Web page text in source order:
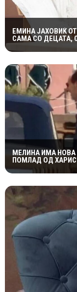
ЕМИНА ЈАХОВИЌ
САМА СО ДЕЦАТА,
МЕЛИНА ИМА
ПОМЛАД ОД